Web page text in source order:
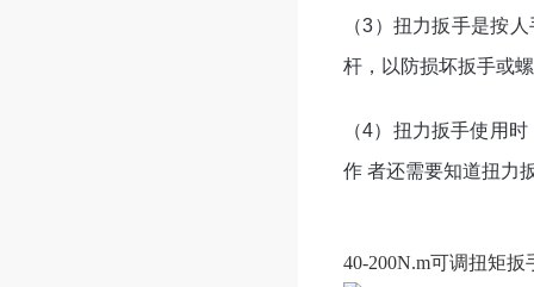
（3）扭力扳手是按
杆，以防损坏扳手或
（4）扭力扳手使用
作 者还需要知道扭力
40-200N.m可调扭矩扳